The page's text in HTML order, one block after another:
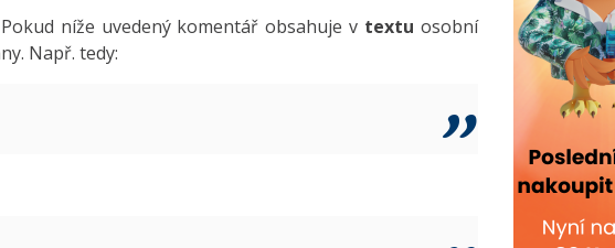
níže uvedený komentář obsahuje v textu osobní
Např. tedy: